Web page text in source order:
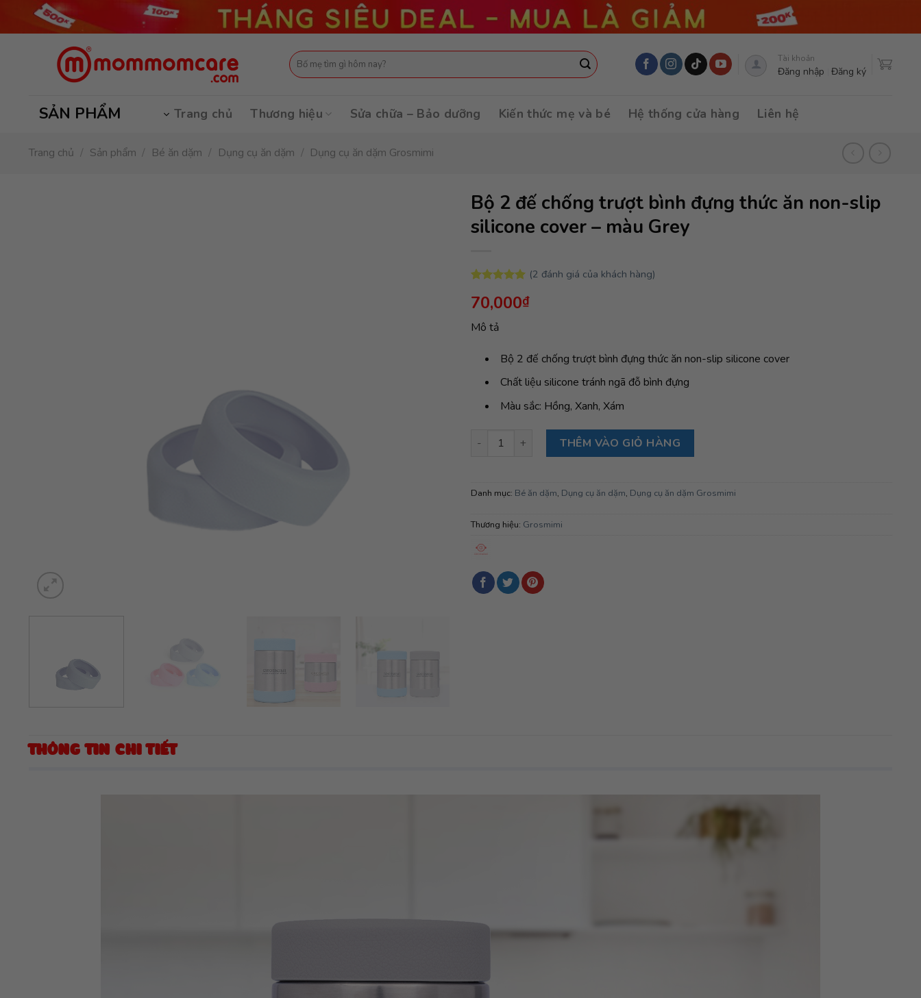
Tìm
kiếm:
Tài khoản
Đăng nhập Đăng ký
SẢN PHẨM Trang chủ Thương hiệu Sửa chữa – Bảo dưỡng Kiến thức mẹ và bé Hệ thống cửa hàng Liên hệ
Trang chủ / Sản phẩm / Bé ăn dặm / Dụng cụ ăn dặm / Dụng cụ ăn dặm Grosmimi
Bộ 2 đế chống trượt bình đựng thức ăn non-slip
silicone cover – màu Grey
dựa trên
đánh giá
(2 đánh giá của khách hàng)
70,000₫
Mô tả
Bộ 2 đế chống trượt bình đựng thức ăn non-slip silicone cover
Chất liệu silicone tránh ngã đỗ bình đựng
Màu sắc: Hồng, Xanh, Xám
Bộ 2 đế chống trượt bình đựng thức ăn non-slip silicone cover - màu Grey số lượng
THÊM VÀO GIỎ HÀNG
Danh mục: Bé ăn dặm, Dụng cụ ăn dặm, Dụng cụ ăn dặm Grosmimi
Thương hiệu: Grosmimi
THÔNG TIN CHI TIẾT